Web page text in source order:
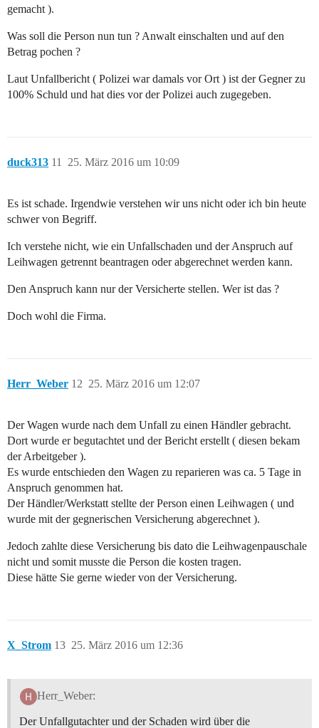
gemacht ).
Was soll die Person nun tun ? Anwalt einschalten und auf den
Betrag pochen ?
Laut Unfallbericht ( Polizei war damals vor Ort ) ist der Gegner zu
100% Schuld und hat dies vor der Polizei auch zugegeben.
duck313 25. März 2016 um 10:09
11
Es ist schade. Irgendwie verstehen wir uns nicht oder ich bin heute
schwer von Begriff.
Ich verstehe nicht, wie ein Unfallschaden und der Anspruch auf
Leihwagen getrennt beantragen oder abgerechnet werden kann.
Den Anspruch kann nur der Versicherte stellen. Wer ist das ?
Doch wohl die Firma.
Herr_Weber 25. März 2016 um 12:07
12
Der Wagen wurde nach dem Unfall zu einen Händler gebracht.
Dort wurde er begutachtet und der Bericht erstellt ( diesen bekam
der Arbeitgeber ).
Es wurde entschieden den Wagen zu reparieren was ca. 5 Tage in
Anspruch genommen hat.
Der Händler/Werkstatt stellte der Person einen Leihwagen ( und
wurde mit der gegnerischen Versicherung abgerechnet ).
Jedoch zahlte diese Versicherung bis dato die Leihwagenpauschale
nicht und somit musste die Person die kosten tragen.
Diese hätte Sie gerne wieder von der Versicherung.
X_Strom 25. März 2016 um 12:36
13
Herr_Weber:
Der Unfallgutachter und der Schaden wird über die